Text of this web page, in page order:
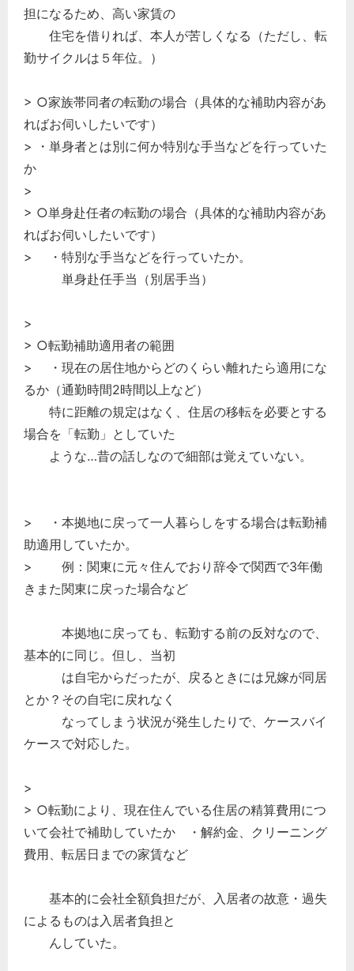
担になるため、高い家賃の
住宅を借りれば、本人が苦しくなる（ただし、転
勤サイクルは５年位。）
> ○家族帯同者の転勤の場合（具体的な補助内容があ
ればお伺いしたいです）
> ・単身者とは別に何か特別な手当などを行っていた
か
>
> ○単身赴任者の転勤の場合（具体的な補助内容があ
ればお伺いしたいです）
> ・特別な手当などを行っていたか。
単身赴任手当（別居手当）
>
> ○転勤補助適用者の範囲
> ・現在の居住地からどのくらい離れたら適用にな
るか（通勤時間2時間以上など）
特に距離の規定はなく、住居の移転を必要とする
場合を「転勤」としていた
ような…昔の話しなので細部は覚えていない。
> ・本拠地に戻って一人暮らしをする場合は転勤補
助適用していたか。
> 例：関東に元々住んでおり辞令で関西で3年働
きまた関東に戻った場合など
本拠地に戻っても、転勤する前の反対なので、
基本的に同じ。但し、当初
は自宅からだったが、戻るときには兄嫁が同居
とか？その自宅に戻れなく
なってしまう状況が発生したりで、ケースバイ
ケースで対応した。
>
> ○転勤により、現在住んでいる住居の精算費用につ
いて会社で補助していたか ・解約金、クリーニング
費用、転居日までの家賃など
基本的に会社全額負担だが、入居者の故意・過失
によるものは入居者負担と
んしていた。